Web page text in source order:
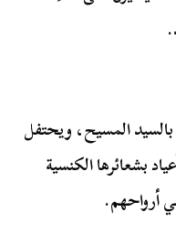
بالسيد المسيح، ويحتفل
بشعائرها الكنسية
أرواحهم.